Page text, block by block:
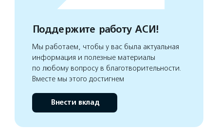
Поддержите работу АСИ!
Мы работаем, чтобы у вас была актуальная
информация и полезные материалы
по любому вопросу в благотворительности.
Вместе мы этого достигнем
Внести вклад